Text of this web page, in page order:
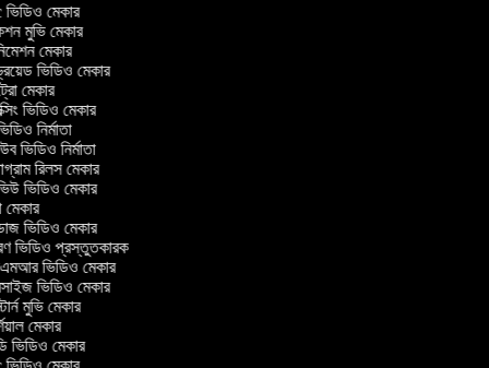
মেকার
মুভি মেকার
মেকার
ভিডিও মেকার
মেকার
ভিডিও মেকার
নির্মাতা
ভিডিও নির্মাতা
রিলস মেকার
ভিডিও মেকার
ভিডিও মেকার
ভিডিও প্রস্তুতকারক
ভিডিও মেকার
ভিডিও মেকার
মুভি মেকার
মেকার
ভিডিও মেকার